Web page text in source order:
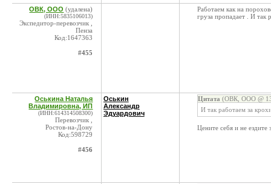
ОВК, ООО (удалена)
(ИНН:5835106013)
Экспедитор-перевозчик ,
Пенза
Код:1647363
#455
Работаем как на
груза пропадает . И так
Оськина Наталья
Владимировна, ИП
(ИНН:614314508300)
Перевозчик ,
Ростов-на-Дону
Код:598729
#456
Оськин
Александр
Эдуардович
Цитата (ОВК, ООО @
И так работаем за
Цените себя и не ездите